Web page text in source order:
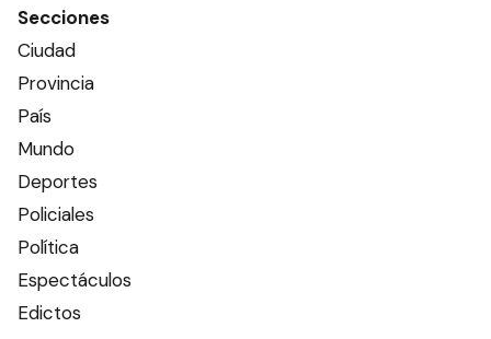
Secciones
Ciudad
Provincia
País
Mundo
Deportes
Policiales
Política
Espectáculos
Edictos